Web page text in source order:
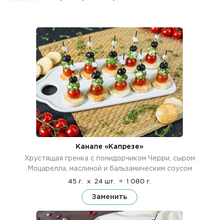
Канапе «Капрезе»
Хрустящая гренка с помидорчиком Черри, сыром
Моцарелла, маслиной и бальзамическим соусом
45 г. x 24 шт. = 1 080 г.
Заменить